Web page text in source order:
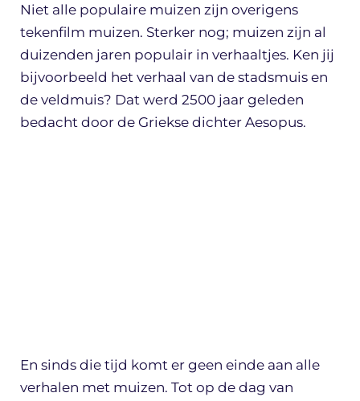
Niet alle populaire muizen zijn overigens
tekenfilm muizen. Sterker nog; muizen zijn al
duizenden jaren populair in verhaaltjes. Ken jij
bijvoorbeeld het verhaal van de stadsmuis en
de veldmuis? Dat werd 2500 jaar geleden
bedacht door de Griekse dichter Aesopus.
En sinds die tijd komt er geen einde aan alle
verhalen met muizen. Tot op de dag van